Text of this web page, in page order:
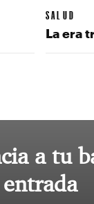
SALUD
La era
a tu
entrada